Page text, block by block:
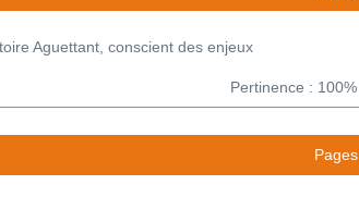
Aguettant, conscient des enjeux
Pertinence : 100%
Pages